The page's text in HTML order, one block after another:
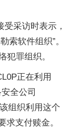
采访时表示，
索软件组织”。
犯罪组织。
正在利用
全公司
组织利用这个
求支付赎金。